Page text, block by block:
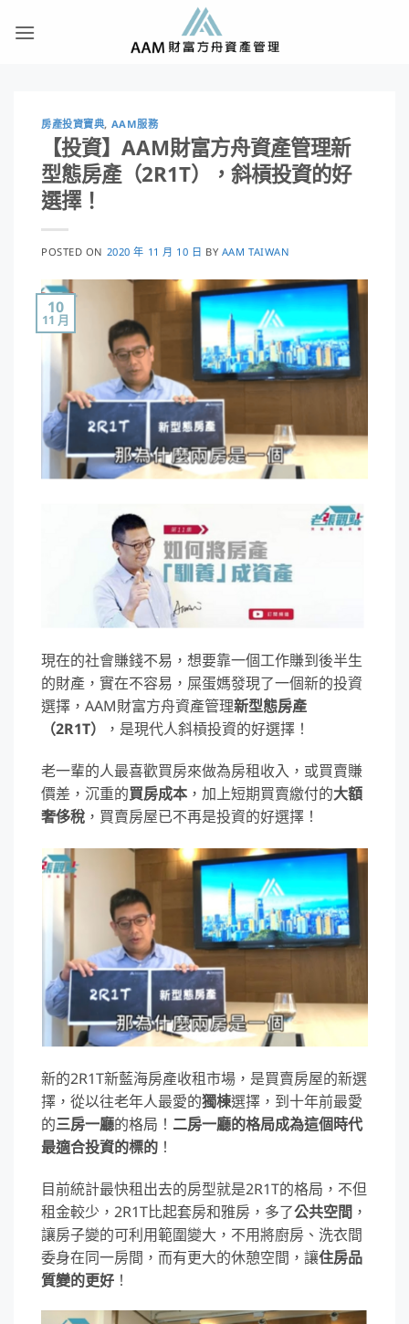
房產投資寶典, AAM服務
【投資】AAM財富方舟資產管理新
型態房產（2R1T），斜槓投資的好
選擇！
POSTED ON 2020 年 11 月 10 日 BY AAM TAIWAN
10
11 月
現在的社會賺錢不易，想要靠一個工作賺到後半生
的財產，實在不容易，屎蛋媽發現了一個新的投資
選擇，AAM財富方舟資產管理新型態房產
（2R1T）
，是現代人斜槓投資的好選擇！
老一輩的人最喜歡買房來做為房租收入，或買賣賺
價差，沉重的買房成本 ，加上短期買賣繳付的大額
奢侈稅 ，買賣房屋已不再是投資的好選擇！
新的2R1T新藍海房產收租市場，是買賣房屋的新選
擇，從以往老年人最愛的獨棟選擇，到十年前最愛
的三房一廳的格局！ 二房一廳的格局成為這個時代
最適合投資的標的 ！
目前統計最快租出去的房型就是2R1T的格局，不但
租金較少，2R1T比起套房和雅房，多了公共空間 ，
讓房子變的可利用範圍變大，不用將廚房、洗衣間
委身在同一房間，而有更大的休憩空間，讓住房品
質變的更好 ！